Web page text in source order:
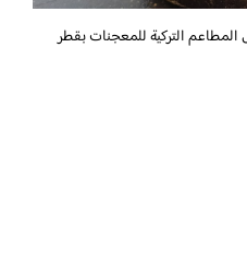
التركية للمعجنات بقطر